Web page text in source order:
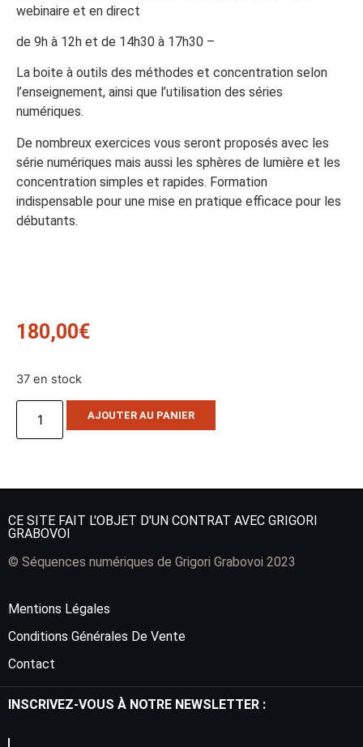
webinaire et en direct
de 9h à 12h et de 14h30 à 17h30 –
La boite à outils des méthodes et concentration selon
l’enseignement, ainsi que l’utilisation des séries
numériques.
De nombreux exercices vous seront proposés avec les
série numériques mais aussi les sphères de lumière et les
concentration simples et rapides. Formation
indispensable pour une mise en pratique efficace pour les
débutants.
180,00€
37 en stock
AJOUTER AU PANIER
CE SITE FAIT L'OBJET D'UN CONTRAT AVEC GRIGORI
GRABOVOI
© Séquences numériques de Grigori Grabovoi 2023
Mentions Légales
Conditions Générales De Vente
Contact
INSCRIVEZ-VOUS À NOTRE NEWSLETTER :